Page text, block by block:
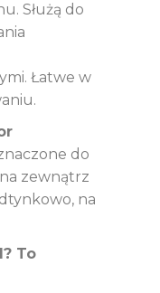
Służą do
Łatwe w
do
zewnątrz
na
To